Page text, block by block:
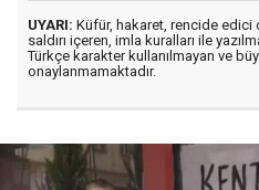
UYARI: Küfür, hakaret, rencide edici
saldırı içeren, imla kuralları ile
Türkçe karakter kullanılmayan ve
onaylanmamaktadır.